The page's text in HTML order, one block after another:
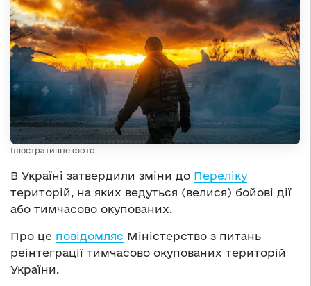
Ілюстративне фото
В Україні затвердили зміни до Переліку
територій, на яких ведуться (велися) бойові дії
або тимчасово окупованих.
Про це повідомляє Міністерство з питань
реінтеграції тимчасово окупованих територій
України.